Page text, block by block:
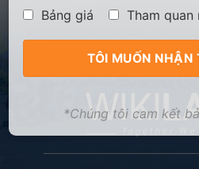
Bảng giá Tham quan
*Chúng tôi cam kết